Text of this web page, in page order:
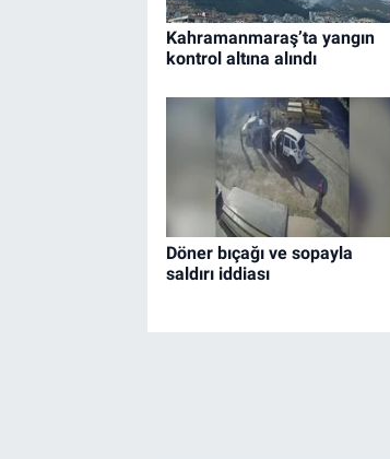
Kahramanmaraş’ta yangın
kontrol altına alındı
Döner bıçağı ve sopayla
saldırı iddiası